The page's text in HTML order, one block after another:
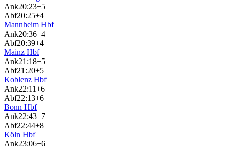
Ank20:23+5
Abf20:25+4
Mannheim Hbf
Ank20:36+4
Abf20:39+4
Mainz Hbf
Ank21:18+5
Abf21:20+5
Koblenz Hbf
Ank22:11+6
Abf22:13+6
Bonn Hbf
Ank22:43+7
Abf22:44+8
Köln Hbf
Ank23:06+6